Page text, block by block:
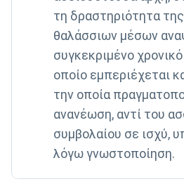
τη δραστηριότητα
θαλάσσιων μέσων
συγκεκριμένο
οποίο εμπεριέχεται
την οποία
ανανέωση, αντί του
συμβολαίου σε ισχύ,
λόγω γνωστοποίηση.